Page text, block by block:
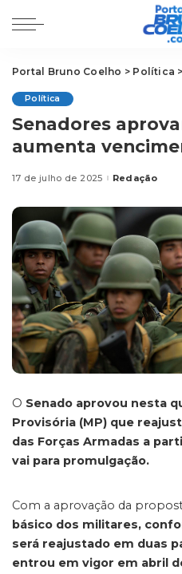
Portal Bruno Coelho > Política >
Política
Senadores
aumenta
17 de julho de 2025Posted
Redação
O Senado aprovou nesta
Provisória (MP) que
das Forças Armadas a
vai para promulgação.
Com a aprovação da
básico dos militares,
será reajustado em duas
entrou em vigor em abril